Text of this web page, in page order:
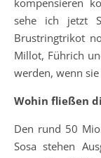
kompensieren
sehe ich jetzt
Brustringtrikot
Millot, Führich
werden, wenn
Wohin fließen
Den rund 50
Sosa stehen